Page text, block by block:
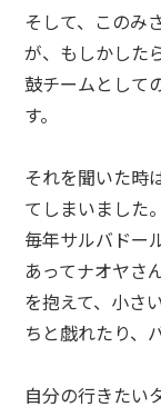
そして、このみ
が、もしかした
鼓チームとして
す。
それを聞いた時
てしまいました。
毎年サルバドー
あってナオヤさ
を抱えて、小さ
ちと戯れたり、
自分の行きたい